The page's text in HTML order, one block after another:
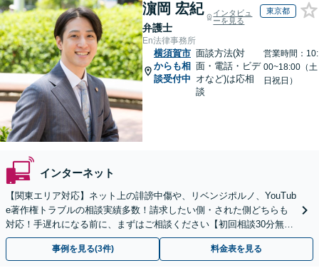
濵岡 宏紀
弁護士
インタビュ
ーを見る
東京都
En法律事務所
横須賀市
からも相
談受付中
面談方法(対
面・電話・ビデ
オなど)は応相
談
営業時間：10:
00~18:00（土
日祝日）
インターネット
【関東エリア対応】ネット上の誹謗中傷や、リベンジポルノ、YouTub
e著作権トラブルの相談実績多数！請求したい側・された側どちらも
対応！手遅れになる前に、まずはご相談ください【初回相談30分無
料】【オンライン対応可】【夜間休日相談可】
事例を見る(3件) 料金表を見る